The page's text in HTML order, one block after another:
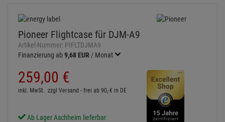
Pioneer Flightcase für DJM-A9
Artikel-Nummer: PIFLTDJMA9
Finanzierung ab9,68 EUR / Monat
259,00 €
inkl. MwSt. zzgl Versand - frei ab 90,-€ in DE
Ab Lager Aschheim lieferbar